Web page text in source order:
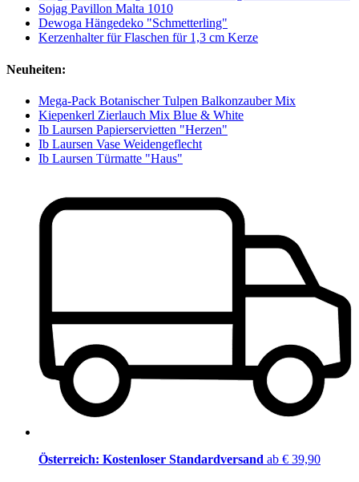
Sojag Pavillon Malta 1010
Dewoga Hängedeko "Schmetterling"
Kerzenhalter für Flaschen für 1,3 cm Kerze
Neuheiten:
Mega-Pack Botanischer Tulpen Balkonzauber Mix
Kiepenkerl Zierlauch Mix Blue & White
Ib Laursen Papierservietten "Herzen"
Ib Laursen Vase Weidengeflecht
Ib Laursen Türmatte "Haus"
Österreich: Kostenloser Standardversand ab € 39,90